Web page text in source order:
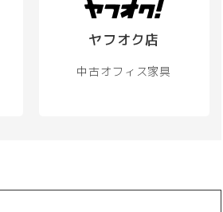
ヤフオク店
中古オフィス家具